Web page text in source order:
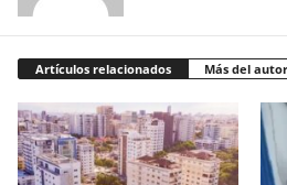
Artículos relacionados Más del autor